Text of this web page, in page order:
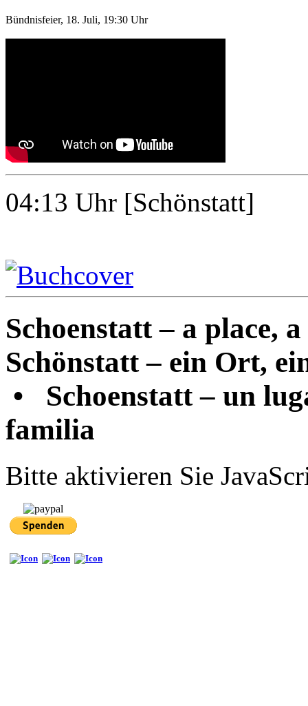
Bündnisfeier, 18. Juli, 19:30 Uhr
04:13 Uhr [Schönstatt]
Schoenstatt – a
Schönstatt – ein Ort,
•
Schoenstatt – un
familia
Bitte aktivieren Sie